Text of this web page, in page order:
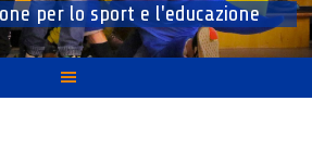
per lo sport e l'educazione